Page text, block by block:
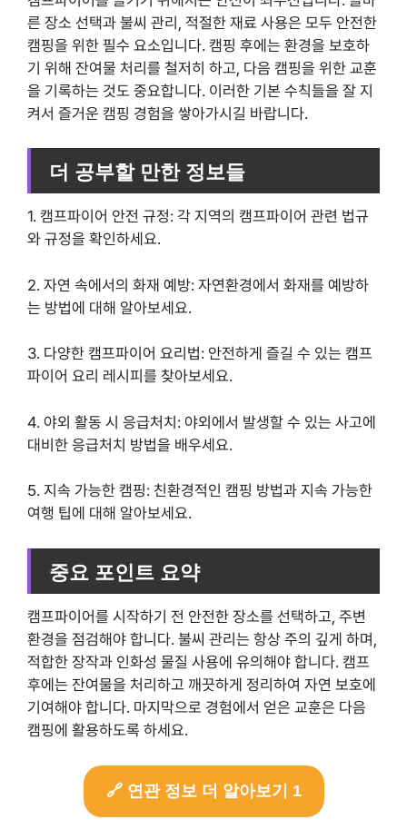
른 장소 선택과 불씨 관리, 적절한 재료 사용은 모두 안전한
캠핑을 위한 필수 요소입니다. 캠핑 후에는 환경을 보호하
기 위해 잔여물 처리를 철저히 하고, 다음 캠핑을 위한 교훈
을 기록하는 것도 중요합니다. 이러한 기본 수칙들을 잘 지
켜서 즐거운 캠핑 경험을 쌓아가시길 바랍니다.
더 공부할 만한 정보들
1. 캠프파이어 안전 규정: 각 지역의 캠프파이어 관련 법규
와 규정을 확인하세요.
2. 자연 속에서의 화재 예방: 자연환경에서 화재를 예방하
는 방법에 대해 알아보세요.
3. 다양한 캠프파이어 요리법: 안전하게 즐길 수 있는 캠프
파이어 요리 레시피를 찾아보세요.
4. 야외 활동 시 응급처치: 야외에서 발생할 수 있는 사고에
대비한 응급처치 방법을 배우세요.
5. 지속 가능한 캠핑: 친환경적인 캠핑 방법과 지속 가능한
여행 팁에 대해 알아보세요.
중요 포인트 요약
캠프파이어를 시작하기 전 안전한 장소를 선택하고, 주변
환경을 점검해야 합니다. 불씨 관리는 항상 주의 깊게 하며,
적합한 장작과 인화성 물질 사용에 유의해야 합니다. 캠프
후에는 잔여물을 처리하고 깨끗하게 정리하여 자연 보호에
기여해야 합니다. 마지막으로 경험에서 얻은 교훈은 다음
캠핑에 활용하도록 하세요.
🔗 연관 정보 더 알아보기 1